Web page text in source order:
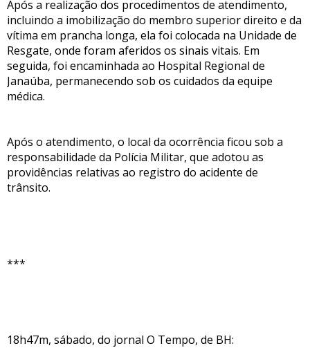
Após a realização dos procedimentos de atendimento,
incluindo a imobilização do membro superior direito e da
vítima em prancha longa, ela foi colocada na Unidade de
Resgate, onde foram aferidos os sinais vitais. Em
seguida, foi encaminhada ao Hospital Regional de
Janaúba, permanecendo sob os cuidados da equipe
médica.
Após o atendimento, o local da ocorrência ficou sob a
responsabilidade da Polícia Militar, que adotou as
providências relativas ao registro do acidente de
trânsito.
***
18h47m, sábado, do jornal O Tempo, de BH: